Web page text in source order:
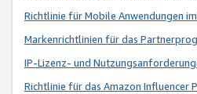
Richtlinie für Mobile Anwendungen
Markenrichtlinien für das
IP-Lizenz- und
Richtlinie für das Amazon Influencer